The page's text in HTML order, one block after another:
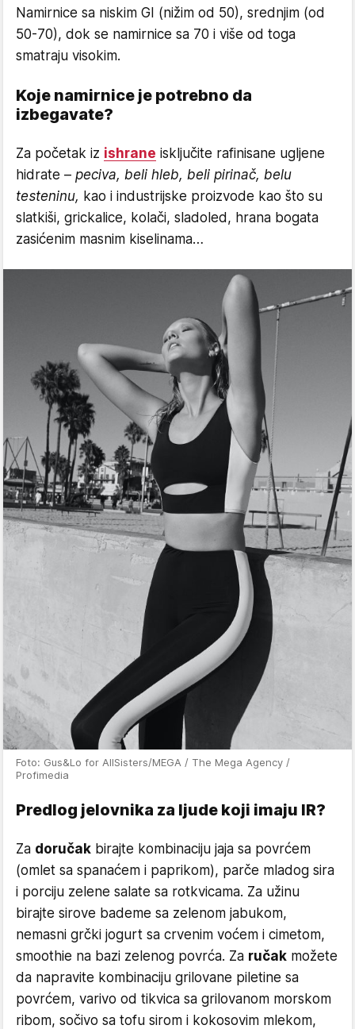
Namirnice sa niskim GI (nižim od 50), srednjim (od
50-70), dok se namirnice sa 70 i više od toga
smatraju visokim.
Koje namirnice je potrebno da
izbegavate?
Za početak iz ishrane isključite rafinisane ugljene
hidrate – peciva, beli hleb, beli pirinač, belu
testeninu, kao i industrijske proizvode kao što su
slatkiši, grickalice, kolači, sladoled, hrana bogata
zasićenim masnim kiselinama…
Foto: Gus&Lo for AllSisters/MEGA / The Mega Agency /
Profimedia
Predlog jelovnika za ljude koji imaju IR?
Za doručak birajte kombinaciju jaja sa povrćem
(omlet sa spanaćem i paprikom), parče mladog sira
i porciju zelene salate sa rotkvicama. Za užinu
birajte sirove bademe sa zelenom jabukom,
nemasni grčki jogurt sa crvenim voćem i cimetom,
smoothie na bazi zelenog povrća. Za ručak možete
da napravite kombinaciju grilovane piletine sa
povrćem, varivo od tikvica sa grilovanom morskom
ribom, sočivo sa tofu sirom i kokosovim mlekom,